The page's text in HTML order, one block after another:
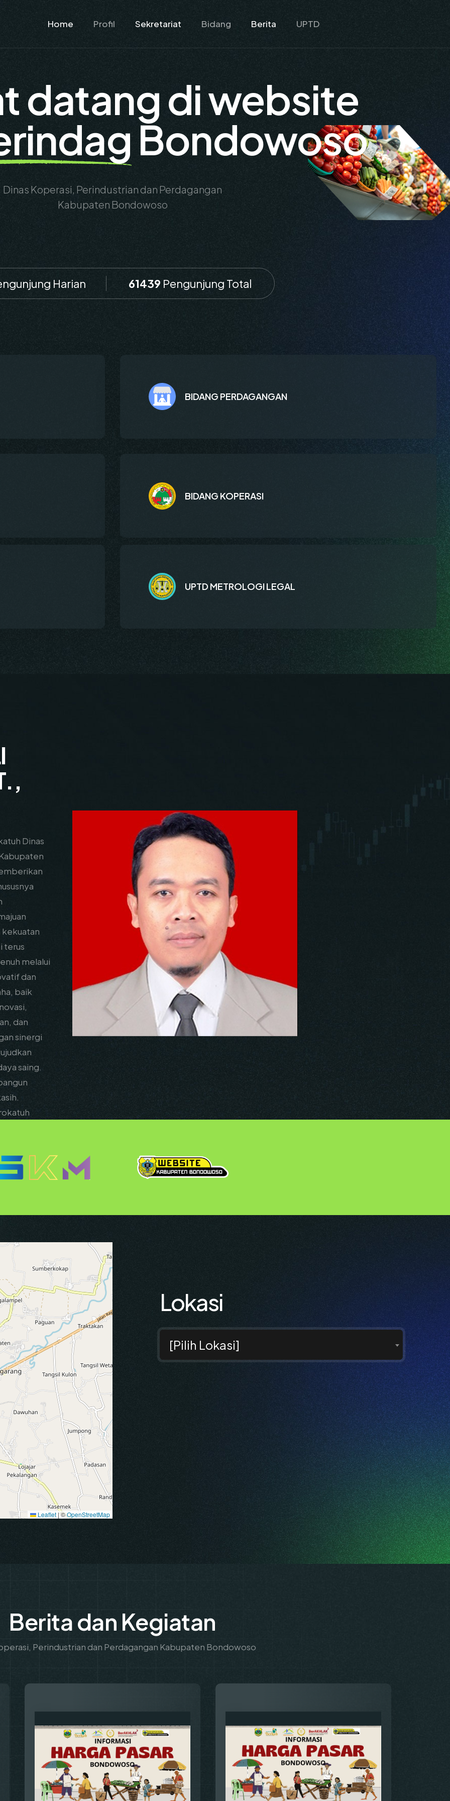
Home Profil Sekretariat Bidang Berita UPTD
datang di website
Bondowoso
Dinas Koperasi, Perindustrian dan Perdagangan
Kabupaten Bondowoso
Harian 61439 Pengunjung Total
BIDANG PERDAGANGAN
BIDANG KOPERASI
UPTD METROLOGI LEGAL
Dinas
terus
melalui
dan
baik
dan
sinergi
saing.
Leaflet |©OpenStreetMap
Lokasi
[Pilih Lokasi]
Berita dan Kegiatan
Perindustrian dan Perdagangan Kabupaten Bondowoso